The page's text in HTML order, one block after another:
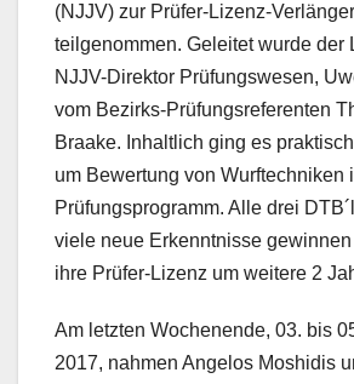
(NJJV) zur Prüfer-Lizenz-
teilgenommen. Geleitet wurde der
NJJV-Direktor Prüfungswesen,
vom Bezirks-Prüfungsreferenten
Braake. Inhaltlich ging es
um Bewertung von Wurftechniken
Prüfungsprogramm. Alle drei
viele neue Erkenntnisse
ihre Prüfer-Lizenz um weitere 2
Am letzten Wochenende, 03. bis
2017, nahmen Angelos Moshidis